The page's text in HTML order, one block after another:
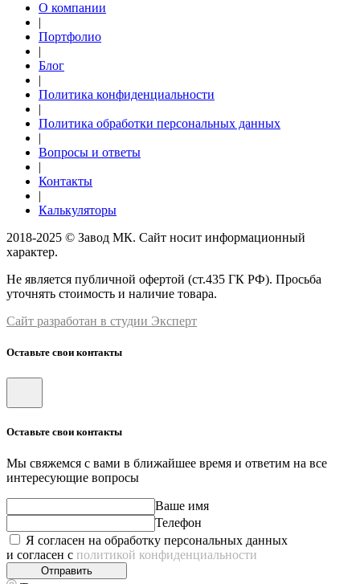
О компании
|
Портфолио
|
Блог
|
Политика конфиденциальности
|
Политика обработки персональных данных
|
Вопросы и ответы
|
Контакты
|
Калькуляторы
2018-2025 © Завод МК. Сайт носит информационный
характер.
Не является публичной офертой (ст.435 ГК РФ). Просьба
уточнять стоимость и наличие товара.
Сайт разработан в студии Эксперт
Оставьте свои контакты
Оставьте свои контакты
Мы свяжемся с вами в ближайшее время и ответим на все
интересующие вопросы
Ваше имя
Телефон
Я согласен на обработку персональных данных
и согласен с политикой конфиденциальности
Отправить